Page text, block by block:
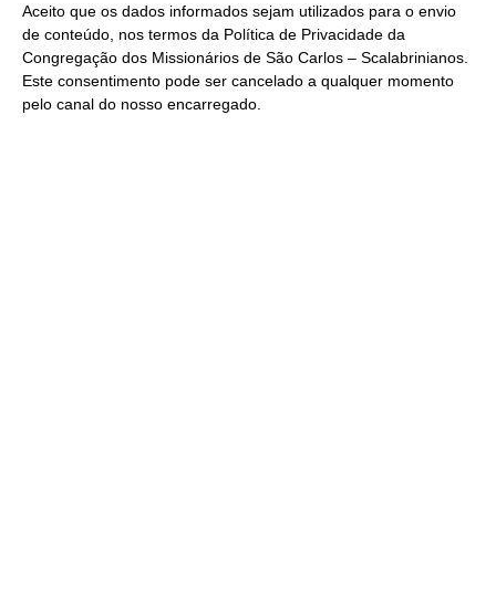
Aceito que os dados informados sejam utilizados para o envio
de conteúdo, nos termos da Política de Privacidade da
Congregação dos Missionários de São Carlos – Scalabrinianos.
Este consentimento pode ser cancelado a qualquer momento
pelo canal do nosso encarregado